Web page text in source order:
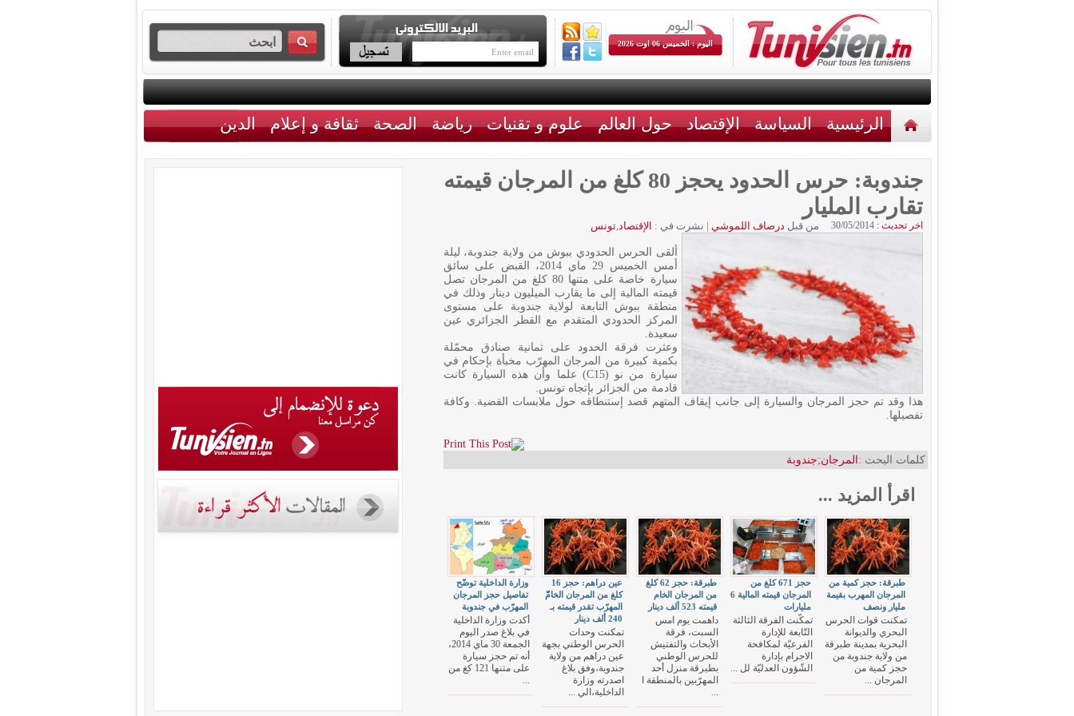
اليوم : الخميس 06 اوت 2026
الرئيسية السياسة الإقتصاد حول العالم علوم و تقنيات رياضة الصحة ثقافة و إعلام الدين
جندوبة: حرس الحدود يحجز 80 كلغ من المرجان قيمته
تقارب المليار
اخر تحديث : 30/05/2014 من قبل درصاف اللموشي | نشرت في : الإقتصاد,تونس
ألقى الحرس الحدودي ببوش من ولاية جندوبة، ليلة
أمس الخميس 29 ماي 2014، القبض على سائق
سيارة خاصة على متنها 80 كلغ من المرجان تصل
قيمته المالية إلى ما يقارب الميليون دينار وذلك في
منطقة ببوش التابعة لولاية جندوبة على مستوى
المركز الحدودي المتقدم مع القطر الجزائري عين
سعيدة.
وعثرت فرقة الحدود على ثمانية صنادق محمّلة
بكمية كبيرة من المرجان المهرّب مخبأة بإحكام في
سيارة من نو (C15) علما وأن هذه السيارة كانت
قادمة من الجزائر بإتجاه تونس.
هذا وقد تم حجز المرجان والسيارة إلى جانب إيقاف المتهم قصد إستنطاقه حول ملابسات القضية. وكافة
تفصيلها.
كلمات البحث : المرجان;جندوبة
اقرأ المزيد ...
وزارة الداخلية توضّح
تفاصيل حجز المرجان
المهرّب في جندوبة
أكدت وزارة الداخلية
في بلاغ صدر اليوم
الجمعة 30 ماي 2014،
أنه تم حجز سيارة
على متنها 121 كغ من
...
عين دراهم: حجز 16
كلغ من المرجان الخامّّ
المهرّب تقدر قيمته بـ
240 ألف دينار
تمكنت وحدات
الحرس الوطني بجهة
عين دراهم من ولاية
جندوبة،وفق بلاغ
اصدرته وزارة
الداخلية،الي ...
طبرقة: حجز 62 كلغ
من المرجان الخام
قيمته 523 ألف دينار
داهمت يوم امس
السبت، فرقة
الأبحاث والتفتيش
للحرس الوطني
بطبرقة منزل أحد
المهرّبين بالمنطقة ا
...
حجز 671 كلغ من
المرجان قيمته المالية 6
مليارات
تمكّنت الفرقة الثالثة
التّابعة للإدارة
الفرعيّة لمكافحة
الاجرام بإدارة
الشّؤون العدليّة لل ...
طبرقة: حجز كمية من
المرجان المهرب بقيمة
مليار ونصف
تمكنت قوات الحرس
البحري والديوانة
البحرية بمدينة طبرقة
من ولاية جندوبة من
حجز كمية من
المرجان ...